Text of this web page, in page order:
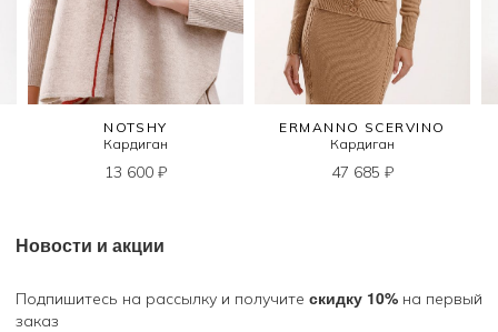
NOTSHY
Кардиган
13 600 ₽
ERMANNO SCERVINO
Кардиган
47 685 ₽
Новости и акции
Подпишитесь на рассылку и получите скидку 10% на первый
заказ